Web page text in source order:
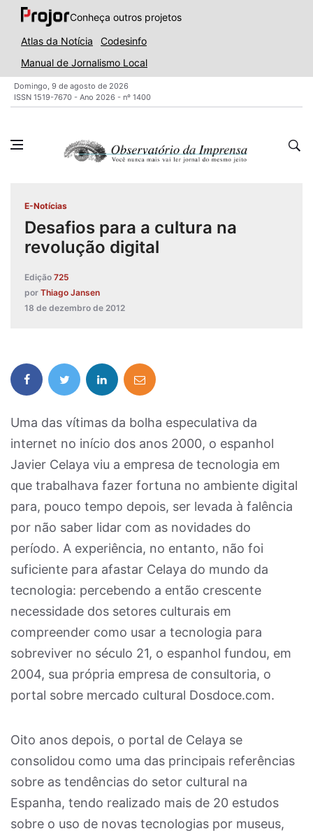
Conheça outros projetos
Atlas da Notícia
Codesinfo
Manual de Jornalismo Local
Domingo, 9 de agosto de 2026
ISSN 1519-7670 - Ano 2026 - nº 1400
E-Notícias
Desafios para a cultura na
revolução digital
Edição 725
por Thiago Jansen
18 de dezembro de 2012
Uma das vítimas da bolha especulativa da
internet no início dos anos 2000, o espanhol
Javier Celaya viu a empresa de tecnologia em
que trabalhava fazer fortuna no ambiente digital
para, pouco tempo depois, ser levada à falência
por não saber lidar com as novidades do
período. A experiência, no entanto, não foi
suficiente para afastar Celaya do mundo da
tecnologia: percebendo a então crescente
necessidade dos setores culturais em
compreender como usar a tecnologia para
sobreviver no século 21, o espanhol fundou, em
2004, sua própria empresa de consultoria, o
portal sobre mercado cultural Dosdoce.com.
Oito anos depois, o portal de Celaya se
consolidou como uma das principais referências
sobre as tendências do setor cultural na
Espanha, tendo realizado mais de 20 estudos
sobre o uso de novas tecnologias por museus,